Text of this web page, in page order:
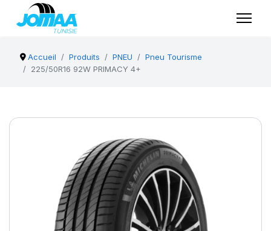
Accueil Produits PNEU
Pneu Tourisme
225/50R16 92W PRIMACY 4+